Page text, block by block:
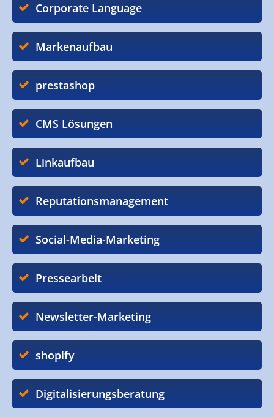
Corporate Language
Markenaufbau
prestashop
CMS Lösungen
Linkaufbau
Reputationsmanagement
Social-Media-Marketing
Pressearbeit
Newsletter-Marketing
shopify
Digitalisierungsberatung